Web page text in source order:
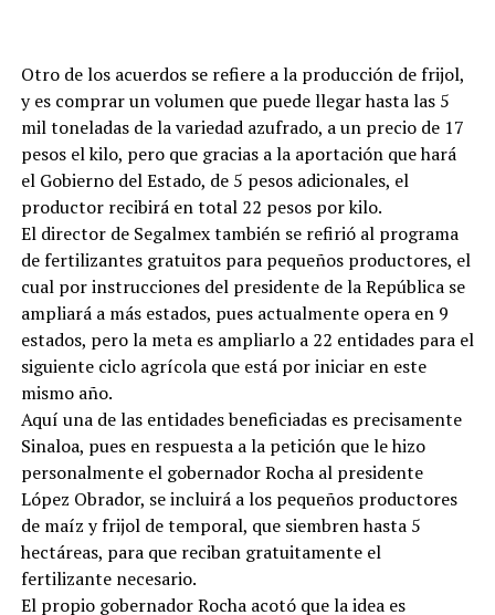
Otro de los acuerdos se refiere a la producción de frijol,
y es comprar un volumen que puede llegar hasta las 5
mil toneladas de la variedad azufrado, a un precio de 17
pesos el kilo, pero que gracias a la aportación que hará
el Gobierno del Estado, de 5 pesos adicionales, el
productor recibirá en total 22 pesos por kilo.
El director de Segalmex también se refirió al programa
de fertilizantes gratuitos para pequeños productores, el
cual por instrucciones del presidente de la República se
ampliará a más estados, pues actualmente opera en 9
estados, pero la meta es ampliarlo a 22 entidades para el
siguiente ciclo agrícola que está por iniciar en este
mismo año.
Aquí una de las entidades beneficiadas es precisamente
Sinaloa, pues en respuesta a la petición que le hizo
personalmente el gobernador Rocha al presidente
López Obrador, se incluirá a los pequeños productores
de maíz y frijol de temporal, que siembren hasta 5
hectáreas, para que reciban gratuitamente el
fertilizante necesario.
El propio gobernador Rocha acotó que la idea es